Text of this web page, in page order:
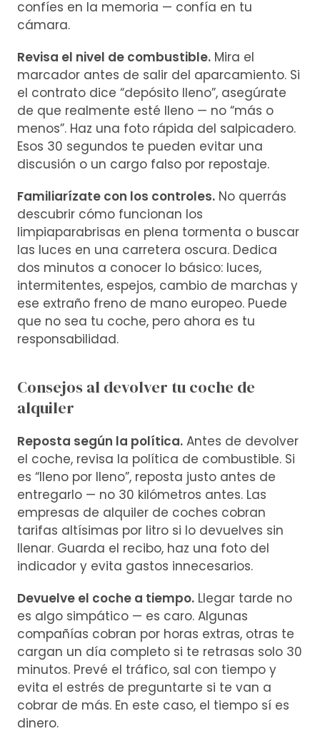
confíes en la memoria — confía en tu
cámara.
Revisa el nivel de combustible. Mira el
marcador antes de salir del aparcamiento. Si
el contrato dice “depósito lleno”, asegúrate
de que realmente esté lleno — no “más o
menos”. Haz una foto rápida del salpicadero.
Esos 30 segundos te pueden evitar una
discusión o un cargo falso por repostaje.
Familiarízate con los controles. No querrás
descubrir cómo funcionan los
limpiaparabrisas en plena tormenta o buscar
las luces en una carretera oscura. Dedica
dos minutos a conocer lo básico: luces,
intermitentes, espejos, cambio de marchas y
ese extraño freno de mano europeo. Puede
que no sea tu coche, pero ahora es tu
responsabilidad.
Consejos al devolver tu coche de
alquiler
Reposta según la política. Antes de devolver
el coche, revisa la política de combustible. Si
es “lleno por lleno”, reposta justo antes de
entregarlo — no 30 kilómetros antes. Las
empresas de alquiler de coches cobran
tarifas altísimas por litro si lo devuelves sin
llenar. Guarda el recibo, haz una foto del
indicador y evita gastos innecesarios.
Devuelve el coche a tiempo. Llegar tarde no
es algo simpático — es caro. Algunas
compañías cobran por horas extras, otras te
cargan un día completo si te retrasas solo 30
minutos. Prevé el tráfico, sal con tiempo y
evita el estrés de preguntarte si te van a
cobrar de más. En este caso, el tiempo sí es
dinero.